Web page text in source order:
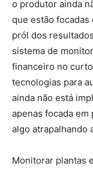
o produtor ainda
que estão
pról dos
sistema de
financeiro no
tecnologias para
ainda não está
apenas focada
algo atrapalhando
Monitorar plantas